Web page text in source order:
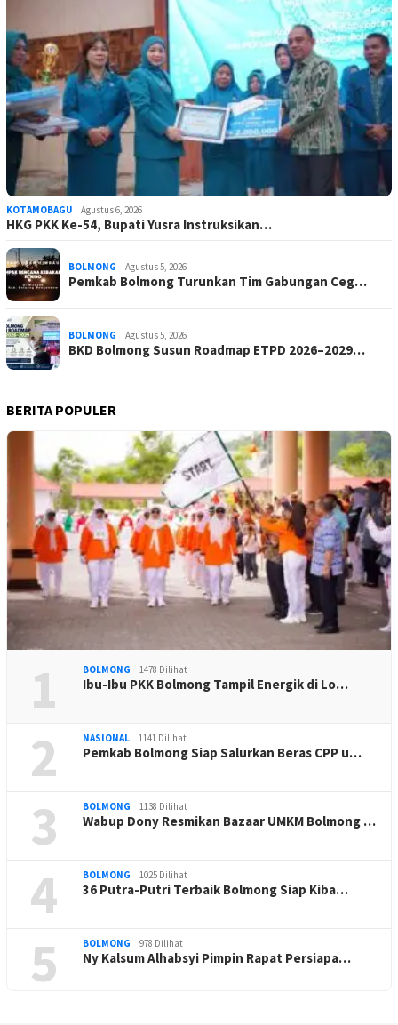
KOTAMOBAGU Agustus 6, 2026
HKG PKK Ke-54, Bupati Yusra Instruksikan…
BOLMONG Agustus 5, 2026
Pemkab Bolmong Turunkan Tim Gabungan Ceg…
BOLMONG Agustus 5, 2026
BKD Bolmong Susun Roadmap ETPD 2026–2029…
BERITA POPULER
1 BOLMONG 1478 Dilihat
Ibu-Ibu PKK Bolmong Tampil Energik di Lo…
2 NASIONAL 1141 Dilihat
Pemkab Bolmong Siap Salurkan Beras CPP u…
3 BOLMONG 1138 Dilihat
Wabup Dony Resmikan Bazaar UMKM Bolmong …
4 BOLMONG 1025 Dilihat
36 Putra-Putri Terbaik Bolmong Siap Kiba…
5 BOLMONG 978 Dilihat
Ny Kalsum Alhabsyi Pimpin Rapat Persiapa…